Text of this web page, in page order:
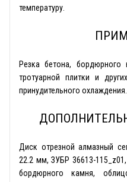
температуру.
Резка бетона, бордюрного
тротуарной плитки и
принудительного
Диск отрезной алмазный
22.2 мм, ЗУБР 36613-
бордюрного камня,